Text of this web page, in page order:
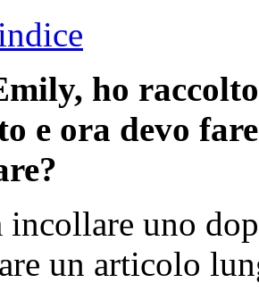
ho
e ora devo
uno
un articolo